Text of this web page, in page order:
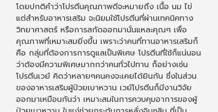
โดยปกติคำว่าโปรตีนคุณภาพดีจะหมายถึง เนื้อ นม ไข่
แต่สำหรับอาหารเสริม จะนิยมใช้โปรตีนที่ผ่านเทคนิคทาง
วิทยาศาสตร์ หรือการสกัดออกมานั่นแหละคุณๆ เพื่อ
คุณภาพที่เหมาะสมยิ่งขึ้น เพราะว่าคนที่ทานอาหารเสริมก็
คือ กลุ่มที่ต้องการการดูแลเป็นพิเศษ โปรตีนที่ใช้ก็แน่นอน
ว่าต้องมีความพิเศษมากกว่าคนทั่วไปทาน ก็อย่างเช่น
โปรตีนเวย์ คิดว่าหลายๆคนคงจะเคยได้ยินกัน ซึ่งในส่วน
ของอาหารเสริมผู้ป่วยเบาหวาน เวย์โปรตีนก็มีงานวิจัย
ออกมาเหมือนกันว่า เหมาะสมในการควบคุมอาการของผู้